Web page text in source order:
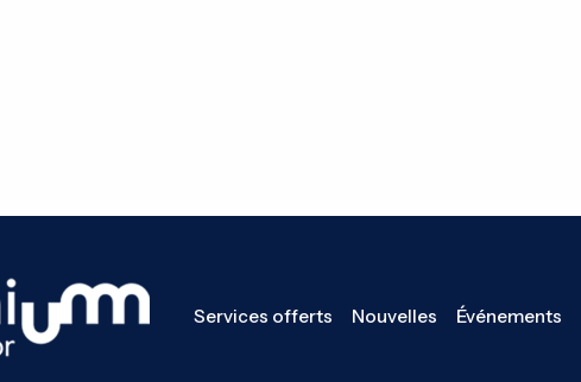
Services offerts Nouvelles Événements